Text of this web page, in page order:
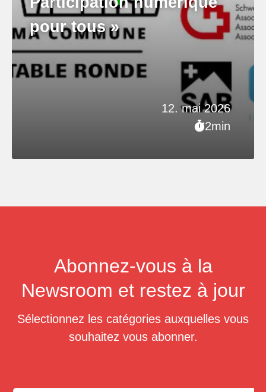
12. mai 2026
2min
pour tous »
Abonnez-vous à la
Newsroom et restez à jour
Sélectionnez les catégories auxquelles vous
souhaitez vous abonner.